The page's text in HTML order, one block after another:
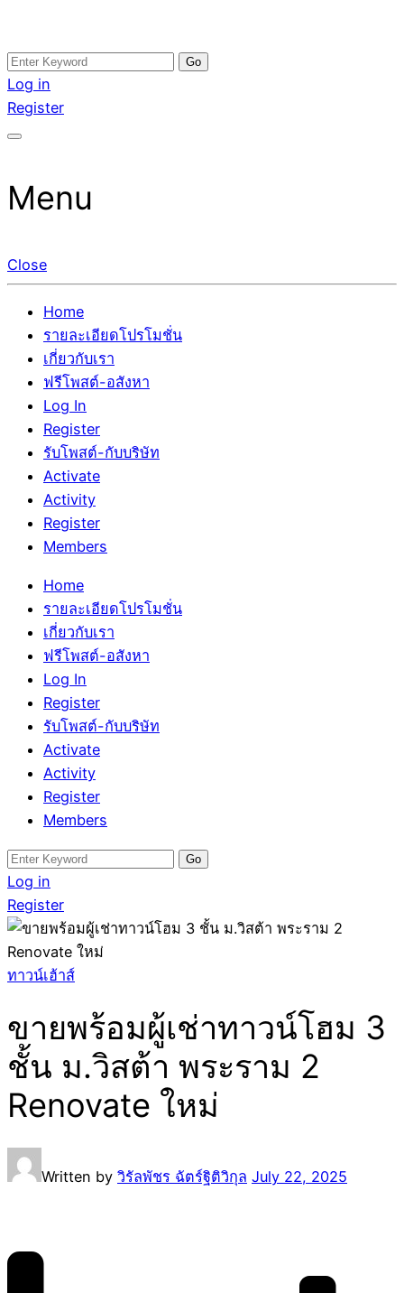
Skip
to
content
อสังหาโพสต์ รีวิวเยอะ รับจ้างโพสต์ขายบ้าน รับจ้างโพสต์อสัง
หา แตกต่างอย่างตั้งใจ รับรองผล อันดับ1 การโพสต์ขายอสังหา
กับทีมงานบริษัท บ้าน ที่ดิน คอนโด ติดGoogleหน้าแรกได้จริงๆ
รับจ้างโพสอสังหา ขายบ้าน อสังหาโพสต์ เชื่อถือได้จริง รับ
โพสต์ ที่ดิน กับทีมงานบริษัท ถูกและดีที่สุด ไม่มีค่านายหน้า
ขายได้จริงๆ ช่วยสร้างโอกาสในการขายได้มากกว่า ที่เดียว ที่
Search
for:
Log in
Register
Menu
Close
Home
รายละเอียดโปรโมชั่น
เกี่ยวกับเรา
ฟรีโพสต์-อสังหา
Log In
Register
รับโพสต์-กับบริษัท
Activate
Activity
Register
Members
Home
รายละเอียดโปรโมชั่น
เกี่ยวกับเรา
ฟรีโพสต์-อสังหา
Log In
Register
รับโพสต์-กับบริษัท
Activate
Activity
Register
Members
Search
for:
Log in
Register
ทาวน์เฮ้าส์
ขายพร้อมผู้เช่าทาวน์โฮม 3
ชั้น ม.วิสต้า พระราม 2
Renovate ใหม่
Written by วิรัลพัชร ฉัตร์ฐิติวิกุล July 22, 2025